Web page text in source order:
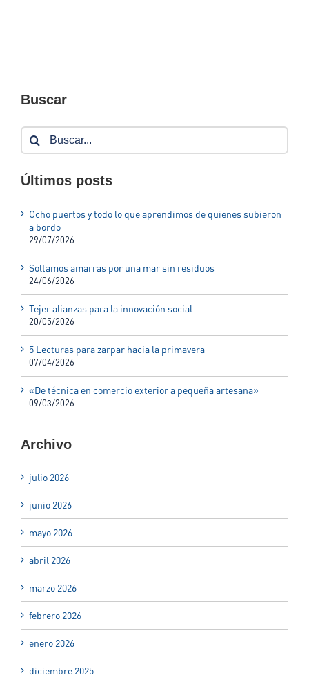
Buscar
Buscar:
Últimos posts
Ocho puertos y todo lo que aprendimos de quienes subieron
a bordo
29/07/2026
Soltamos amarras por una mar sin residuos
24/06/2026
Tejer alianzas para la innovación social
20/05/2026
5 Lecturas para zarpar hacia la primavera
07/04/2026
«De técnica en comercio exterior a pequeña artesana»
09/03/2026
Archivo
julio 2026
junio 2026
mayo 2026
abril 2026
marzo 2026
febrero 2026
enero 2026
diciembre 2025